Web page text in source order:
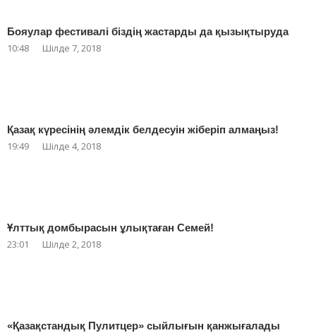
Бояулар фестивалі біздің жастарды да қызықтыруда
10:48 Шілде 7, 2018
Қазақ күресінің әлемдік белдесуін жіберіп алмаңыз!
19:49 Шілде 4, 2018
Ұлттық домбырасын ұлықтаған Семей!
23:01 Шілде 2, 2018
«Қазақстандық Пулитцер» сыйлығын қанжығалады